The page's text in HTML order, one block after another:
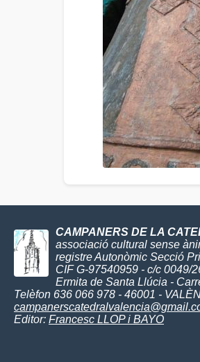
CAMPANERS DE LA
associació cultural sense
registre Autonòmic Secció
CIF G-97540959 - c/c 0049/
Ermita de Santa Llúcia -
Telèfon 636 066 978 - 46001 -
Editor: Francesc LLOP i BAYO